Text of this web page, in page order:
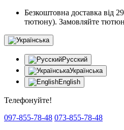
Безкоштовна доставка від
тютюну). Замовляйте
Русский
Українська
English
Телефонуйте!
097-855-78-48 073-855-78-48